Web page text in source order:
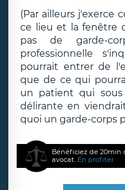
(Par ailleurs j'exerce
ce lieu et la fenêtre
pas de garde-
professionnelle
pourrait entrer de
que de ce qui
un patient qui sous
délirante en
quoi un garde-corps
Bénéficiez de 20min
avocat. En profiter